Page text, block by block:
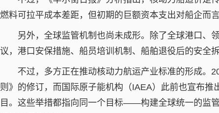
燃料可拉平成本差距，但初期的巨额资本支出对船企而
另外，全球监管机制也尚未成形。除了全球港口、
议，港口安保措施、船员培训机制、船舶退役后的安全
不过，多方正在推动核动力航运产业标准的形成。
则》的修订，而国际原子能机构（IAEA）此前也宣布推
目。这些举措都指向同一个目标——构建全球统一的监